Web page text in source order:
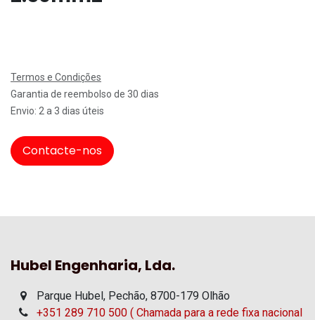
Termos e Condições
Garantia de reembolso de 30 dias
Envio: 2 a 3 dias úteis
Contacte-nos
Hubel Engenharia, Lda.
Parque Hubel, Pechão, 8700-179 Olhão
+351 289 710 500 ( Chamada para a rede fixa nacional